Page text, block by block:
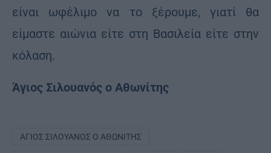
είναι ωφέλιμο να το ξέρουμε, γιατί θα
είμαστε αιώνια είτε στη Βασιλεία είτε στην
κόλαση.
Άγιος Σιλουανός ο Αθωνίτης
ΆΓΙΟΣ ΣΙΛΟΥΑΝΌΣ Ο ΑΘΩΝΊΤΗΣ